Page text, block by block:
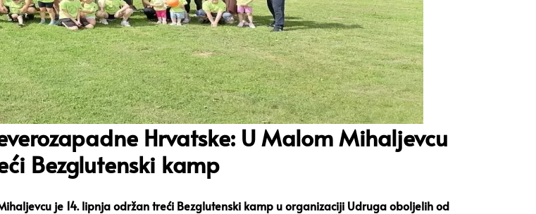
Hrvatske: U Malom Mihaljevcu
Bezglutenski kamp
je 14. lipnja održan treći Bezglutenski kamp u organizaciji Udruga oboljelih od